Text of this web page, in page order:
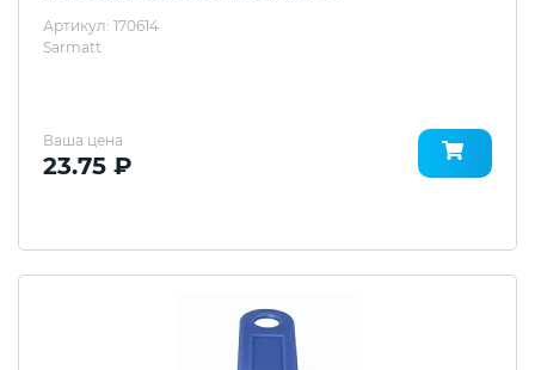
Артикул: 170614
Sarmatt
Ваша цена
23.75 ₽